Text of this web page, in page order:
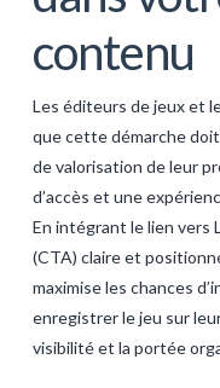
contenu
Les éditeurs de jeux et
que cette démarche
de valorisation de leur
d’accès et une
En intégrant le lien vers
(CTA) claire et
maximise les chances
enregistrer le jeu sur
visibilité et la portée